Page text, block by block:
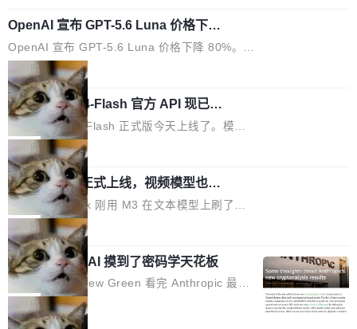
e/BootstrapBlazor/pull/825...
code web 国际化多语言支持 添加 soloncode w
eb 消息列表消息导航支持 修复 soloncode web
文件详情初次显示时语法高亮失效的问题 修复 s
oloncode web 审查详情文件名中文乱码的问题
细节优化 详情查看：https://gitee.com/opensol
on/soloncode/releases/v2026.8.2
OpenAI 宣布 GPT-5.6 Luna 价格下降
80%
OpenAI 宣布 GPT-5.6 Luna 价格下降 80%。输
入从每百万 token 1 美元砍到 0.2 美元，输出从
6 美元砍到 1.2 美元。GPT-5.6 Terra 降 20%。
旗舰 Sol 没降，但加了一个 Fast 模式——2.5
倍速度，2 倍价格，智商不变。 降价的理由不是
市场竞争，不是清库存，是 Sol 自己把自己优化
了。 这事分两步。第一步，OpenAI 把 GPT-5.6
Sol 部署上线。第二步，让 Sol 通过 Codex 自
己去优化自己的推理基础设施。Sol 学了 Triton
和 Gluon 两种 GPU 编程语言，重写了生产环境
的 GPU 内核，找出了哪...
局
DeepSeek-V4-Flash 官方 API 现已正
式上线公测
DeepSeek V4 Flash 正式版今天上线了。模型
结构和参数规模没变，还是 MoE 284B、激活 1
3B、100 万 token 上下文——只重新做了后训
练。但改完之后，Agent 能力直接把自家 4 月发
的 Pro Preview 给干了。 九项 Agent 基准测试
全部反超。Terminal Bench 2.1 从 61.8 涨到 8
2.7，DeepSWE 从 7.3 涨到 54.4，DSBench-F
ullStack 从 37.0 涨到 68.7。不说别的，一个 Fl
ash 型号干翻了三个月前代表最高水平的 Pro 预
览版，这件事本身就够说明后训练的威力了。 跟
它一起来的还有两...
局
MiniMax H3 正式上线，视频模型也开
始玩全模态了
上个月 MiniMax 刚用 M3 在文本模型上刷了一
波存在感，今天 H3 来了——一款全模态生成模
型，而且承诺几天内开源权重。 先看能力边界。
H3 接受文本、图像、视频、声音任意组合作为
输入（它叫多模态上下文），输出带原生双声道
音频的视频，最高 15 秒 2K 分辨率。举个例
子：扔进去一段参考视频（取它的希区柯克运
局
Anthropic 的 AI 摸到了密码学天花板
密码学家 Matthew Green 看完 Anthropic 最新
的密码分析成果后，写了篇博客。标题很克制：
「一些想法」，但内容不克制。 先说 Anthropic
局